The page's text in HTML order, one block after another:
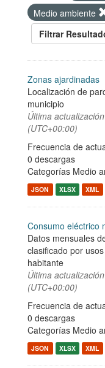
Medio ambiente
Filtrar
Zonas ajardinadas
Localización de
municipio
Última actualización
(UTC+00:00)
Frecuencia de
0 descargas
Categorías Medio
JSON XLSX XML
Consumo eléctrico
Datos mensuales
clasificado por
habitante
Última actualización
(UTC+00:00)
Frecuencia de
0 descargas
Categorías Medio
JSON XLSX XML